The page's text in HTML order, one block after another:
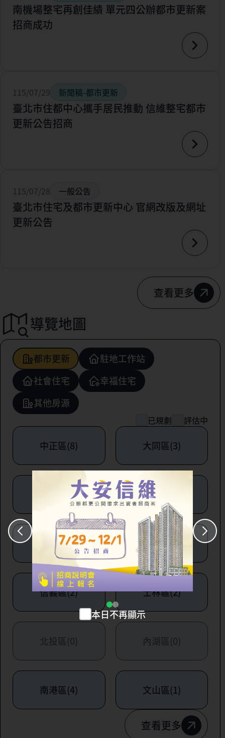
南機場整宅再創佳績 單元四公辦都市更新案
招商成功
115/07/29 新聞稿-都市更新
臺北市住都中心攜手居民推動 信維整宅都市
更新公告招商
115/07/28 一般公告
臺北市住宅及都市更新中心 官網改版及網址
更新公告
查看更多
導覽地圖
都市更新
駐地工作站
社會住宅
幸福住宅
其他房源
已規劃 評估中
中正區(8) 大同區(3)
中山區(6) 松山區(1)
大安區(7) 萬華區(1)
信義區(2) 士林區(2)
北投區(0) 內湖區(0)
南港區(4) 文山區(1)
查看更多
本日不再顯示